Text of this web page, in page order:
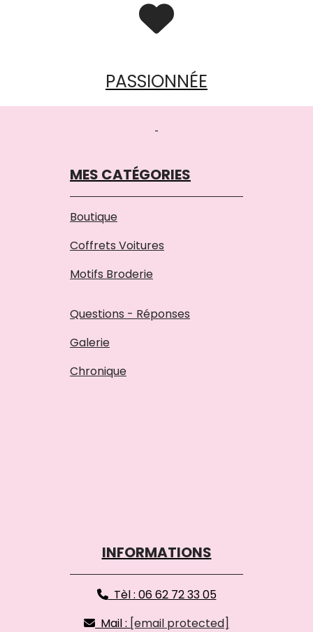

PASSIONNÉE
MES CATÉGORIES
Boutique
Coffrets Voitures
Motifs Broderie
Questions - Réponses
Galerie
Chronique
INFORMATIONS
Tèl : 06 62 72 33 05
 Mail : [email protected]